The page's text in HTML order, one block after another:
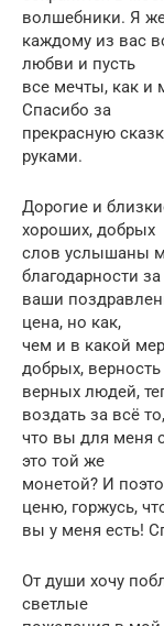
волшебники. Я
каждому из вас
любви и пусть
все мечты, как и
Спасибо за
прекрасную
руками.
Дорогие и
хороших, добрых
слов услышаны
благодарности за
ваши
цена, но как,
чем и в какой
добрых, верность
верных людей,
воздать за всё то,
что вы для меня
это той же
монетой? И
ценю, горжусь,
вы у меня есть!
От души хочу
светлые